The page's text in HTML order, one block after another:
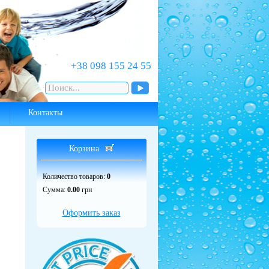
‎+38 098 155 24 55
Контакты
Корзина
Количество товаров: 0
Сумма: 0.00грн
Оформить заказ